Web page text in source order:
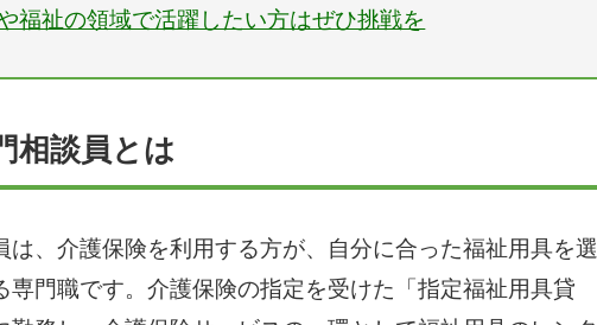
福祉の領域で活躍したい方はぜひ挑戦を
相談員とは
は、介護保険を利用する方が、自分に合った福祉用具を選
専門職です。介護保険の指定を受けた「指定福祉用具貸